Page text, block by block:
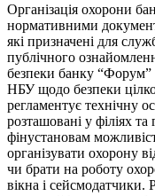
Організація охорони
нормативними
які призначені для
публічного
безпеки банку
НБУ щодо безпеки
регламентує технічну
розташовані у філіях
фінустановам
організувати охорону
чи брати на роботу
вікна і сейсмодатчики.